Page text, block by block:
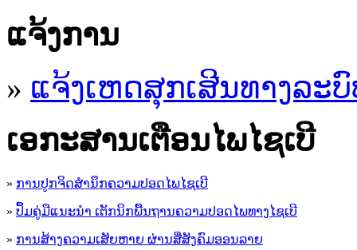
ແຈ້ງການ
» ແຈ້ງເຫດສຸກເສີນທາງລະ
ເອ​ກະ​ສານເຕືອນໄພໄຊເບີ
» ການປູກຈິດສໍານຶກຄວາມປອດໄພໄຊເບີ
» ປຶ້ມຄູ່ມືແນະນໍາ ເຕັກນິກພື້ນຖານຄວາມປອດໄພທາງໄຊເບີ
» ການສ້າງຄວາມເສັຍຫາຍ ຜ່ານສື່ສັງຄົມອອນລາຍ